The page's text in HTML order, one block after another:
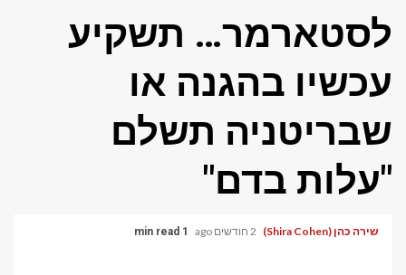
לסטארמר… תשקיע
עכשיו בהגנה או
שבריטניה תשלם
"עלות בדם"
שירה כהן (Shira Cohen) 2 חודשים ago 1 min read